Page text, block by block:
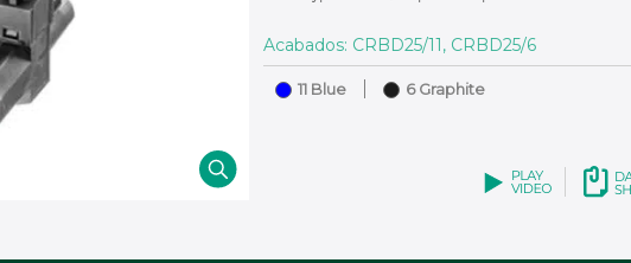
Acabados: CRBD25/11, CRBD25/6
11 Blue 6 Graphite